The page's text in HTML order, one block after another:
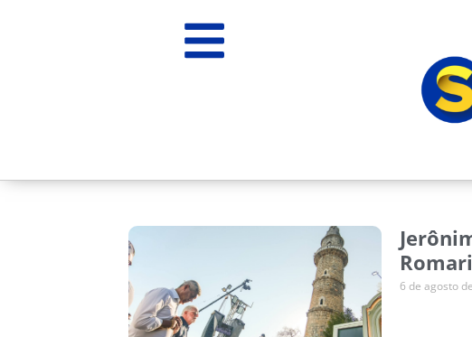
6 de agosto